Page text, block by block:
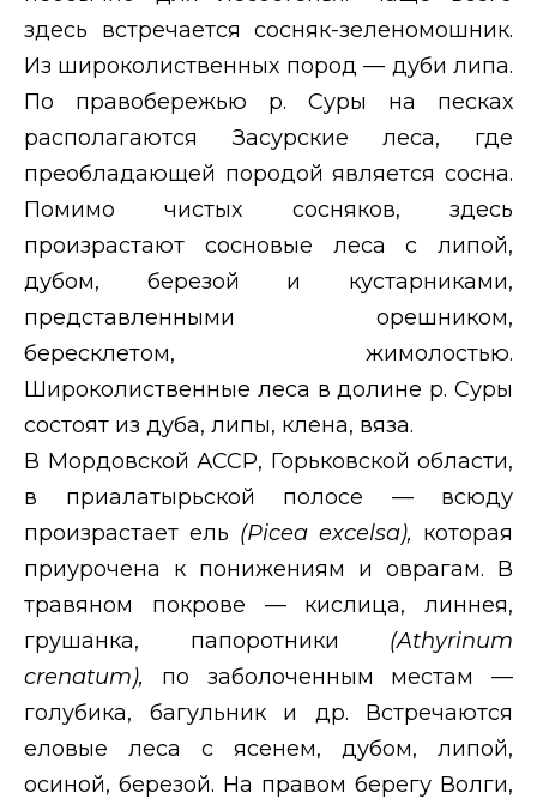
здесь встречается сосняк-зеленомошник.
Из широколиственных пород — дуби липа.
По правобережью р. Суры на песках
располагаются Засурские леса, где
преобладающей породой является сосна.
Помимо чистых сосняков, здесь
произрастают сосновые леса с липой,
дубом, березой и кустарниками,
представленными орешником,
бересклетом, жимолостью.
Широколиственные леса в долине р. Суры
состоят из дуба, липы, клена, вяза.
В Мордовской АССР, Горьковской области,
в приалатырьской полосе — всюду
произрастает ель (Picea excelsa), которая
приурочена к понижениям и оврагам. В
травяном покрове — кислица, линнея,
грушанка, папоротники (Athyrinum
crenatum), по заболоченным местам —
голубика, багульник и др. Встречаются
еловые леса с ясенем, дубом, липой,
осиной, березой. На правом берегу Волги,